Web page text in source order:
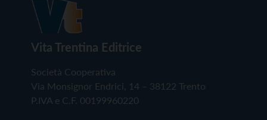
Vita Trentina Editrice
Società Cooperativa
Via Monsignor Endrici, 14 – 38122 Trento
P.IVA e C.F. 00199960220